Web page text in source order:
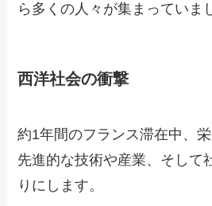
ら多くの人々が集まっていま
西洋社会の衝撃
約1年間のフランス滞在中、
先進的な技術や産業、そして
りにします。